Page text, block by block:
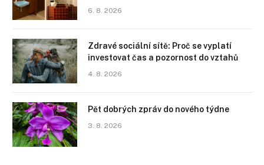
6. 8. 2026
Zdravé sociální sítě: Proč se vyplatí
investovat čas a pozornost do vztahů
4. 8. 2026
Pět dobrých zpráv do nového týdne
3. 8. 2026